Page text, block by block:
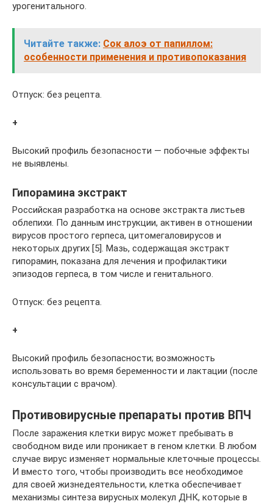
урогенитального.
Читайте также: Сок алоэ от папиллом:
особенности применения и противопоказания
Отпуск: без рецепта.
+
Высокий профиль безопасности — побочные эффекты
не выявлены.
Гипорамина экстракт
Российская разработка на основе экстракта листьев
облепихи. По данным инструкции, активен в отношении
вирусов простого герпеса, цитомегаловирусов и
некоторых других [5]. Мазь, содержащая экстракт
гипорамин, показана для лечения и профилактики
эпизодов герпеса, в том числе и генитального.
Отпуск: без рецепта.
+
Высокий профиль безопасности; возможность
использовать во время беременности и лактации (после
консультации с врачом).
Противовирусные препараты против ВПЧ
После заражения клетки вирус может пребывать в
свободном виде или проникает в геном клетки. В любом
случае вирус изменяет нормальные клеточные процессы.
И вместо того, чтобы производить все необходимое
для своей жизнедеятельности, клетка обеспечивает
механизмы синтеза вирусных молекул ДНК, которые в